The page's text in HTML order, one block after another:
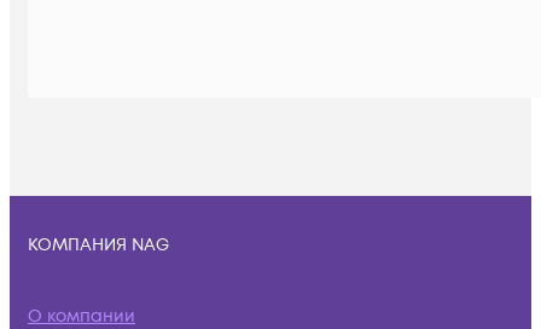
КОМПАНИЯ NAG
О компании